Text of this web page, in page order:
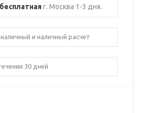
г. Москва 1-3 дня.
и наличный расчет
30 дней